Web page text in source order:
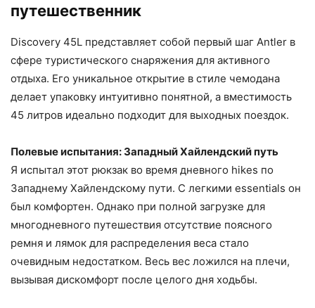
путешественник
Discovery 45L представляет собой первый шаг Antler в
сфере туристического снаряжения для активного
отдыха. Его уникальное открытие в стиле чемодана
делает упаковку интуитивно понятной, а вместимость
45 литров идеально подходит для выходных поездок.
Полевые испытания: Западный Хайлендский путь
Я испытал этот рюкзак во время дневного hikes по
Западнему Хайлендскому пути. С легкими essentials он
был комфортен. Однако при полной загрузке для
многодневного путешествия отсутствие поясного
ремня и лямок для распределения веса стало
очевидным недостатком. Весь вес ложился на плечи,
вызывая дискомфорт после целого дня ходьбы.